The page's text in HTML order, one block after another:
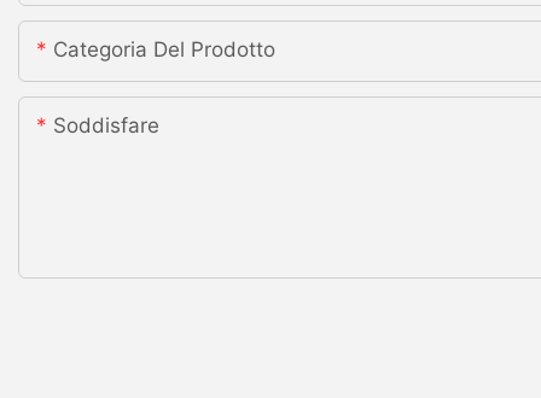
Categoria Del Prodotto
Soddisfare